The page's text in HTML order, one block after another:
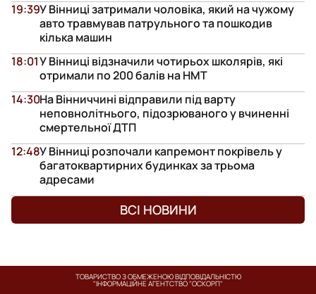
У Вінниці затримали чоловіка, який на чужому
авто травмував патрульного та пошкодив
кілька машин
19:39
У Вінниці відзначили чотирьох школярів, які
отримали по 200 балів на НМТ
18:01
На Вінниччині відправили під варту
неповнолітнього, підозрюваного у вчиненні
смертельної ДТП
14:30
У Вінниці розпочали капремонт покрівель у
багатоквартирних будинках за трьома
адресами
12:48
ВСІ НОВИНИ
ТОВАРИСТВО З ОБМЕЖЕНОЮ ВІДПОВІДАЛЬНІСТЮ
"ІНФОРМАЦІЙНЕ АГЕНТСТВО "ОСКОРП"